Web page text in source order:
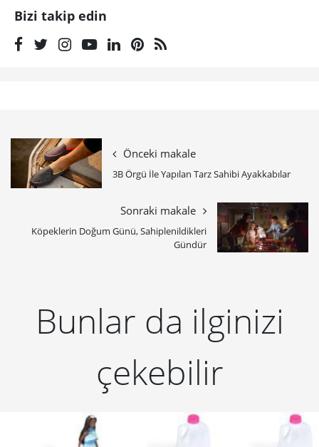
Bizi takip edin
Önceki makale
​3B Örgü İle Yapılan Tarz Sahibi Ayakkabılar
Sonraki makale
Köpeklerin Doğum Günü, Sahiplenildikleri
Gündür
Bunlar da ilginizi
çekebilir